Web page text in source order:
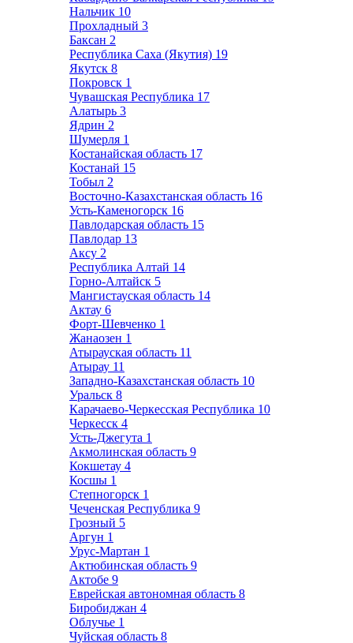
Нальчик 10
Прохладный 3
Баксан 2
Республика Саха (Якутия) 19
Якутск 8
Покровск 1
Чувашская Республика 17
Алатырь 3
Ядрин 2
Шумерля 1
Костанайская область 17
Костанай 15
Тобыл 2
Восточно-Казахстанская область 16
Усть-Каменогорск 16
Павлодарская область 15
Павлодар 13
Аксу 2
Республика Алтай 14
Горно-Алтайск 5
Мангистауская область 14
Актау 6
Форт-Шевченко 1
Жанаозен 1
Атырауская область 11
Атырау 11
Западно-Казахстанская область 10
Уральск 8
Карачаево-Черкесская Республика 10
Черкесск 4
Усть-Джегута 1
Акмолинская область 9
Кокшетау 4
Косшы 1
Степногорск 1
Чеченская Республика 9
Грозный 5
Аргун 1
Урус-Мартан 1
Актюбинская область 9
Актобе 9
Еврейская автономная область 8
Биробиджан 4
Облучье 1
Чуйская область 8